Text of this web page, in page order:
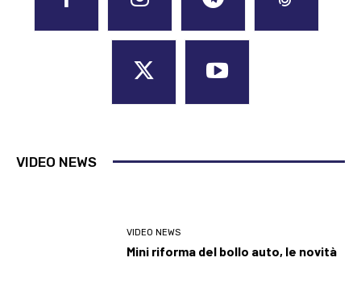
VIDEO NEWS
VIDEO NEWS
Mini riforma del bollo auto, le novità